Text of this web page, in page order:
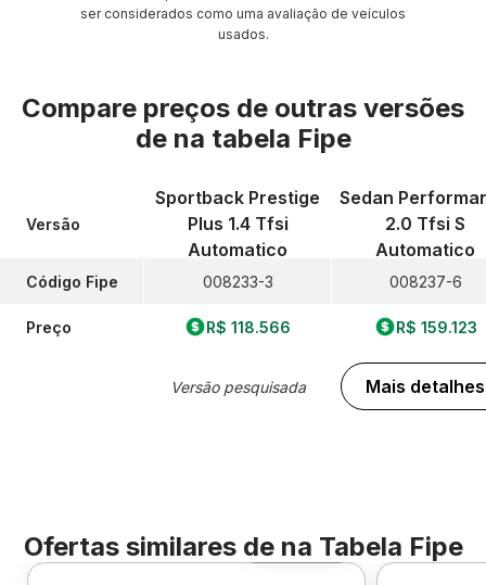
ser considerados como uma avaliação de veículos
usados.
Compare preços de outras versões
de na tabela Fipe
Versão
Código Fipe
Preço
Sportback Prestige
Plus 1.4 Tfsi
Automatico
008233-3
R$ 118.566
Versão pesquisada
Sedan
2.0 Tfsi S
Automatico
008237-6
R$ 159.123
Mais detalhes
Ofertas similares de na Tabela Fipe
Foto 360º